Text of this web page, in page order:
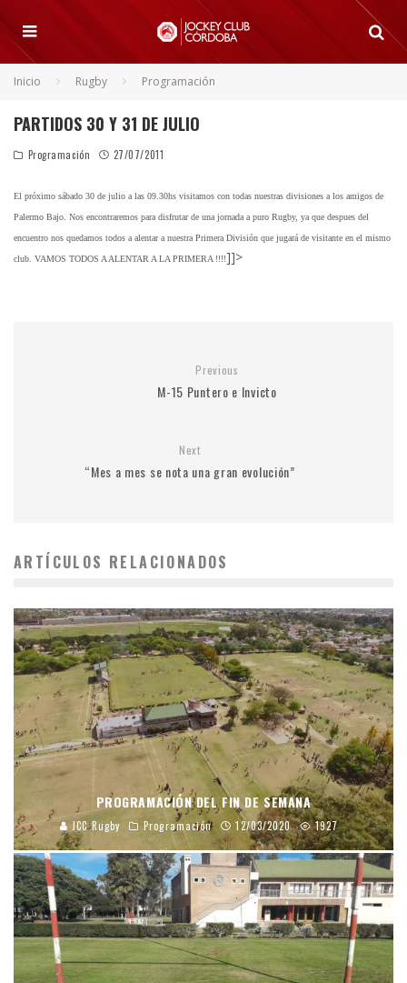
Inicio Rugby Programación
PARTIDOS 30 Y 31 DE JULIO
Programación 27/07/2011
El próximo sábado 30 de julio a las 09.30hs visitamos con todas nuestras divisiones a los amigos de
Palermo Bajo. Nos encontraremos para disfrutar de una jornada a puro Rugby, ya que despues del
encuentro nos quedamos todos a alentar a nuestra Primera División que jugará de visitante en el mismo
club. VAMOS TODOS A ALENTAR A LA PRIMERA !!!!]]>
Previous
M-15 Puntero e Invicto
Next
“Mes a mes se nota una gran evolución”
ARTÍCULOS RELACIONADOS
PROGRAMACIÓN DEL FIN DE SEMANA
JCC Rugby Programación 12/03/2020 1927